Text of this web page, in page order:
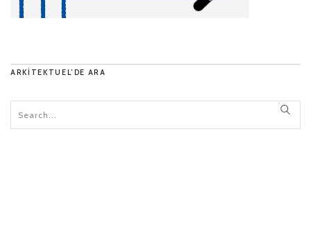
ARKITEKTUEL’DE ARA